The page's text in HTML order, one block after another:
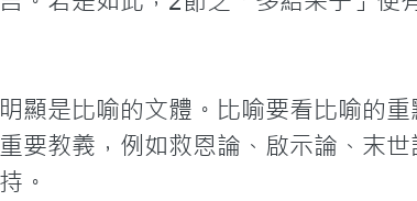
顯是比喻的文體。比喻要看比喻的
要教義，例如救恩論、啟示論、末
。